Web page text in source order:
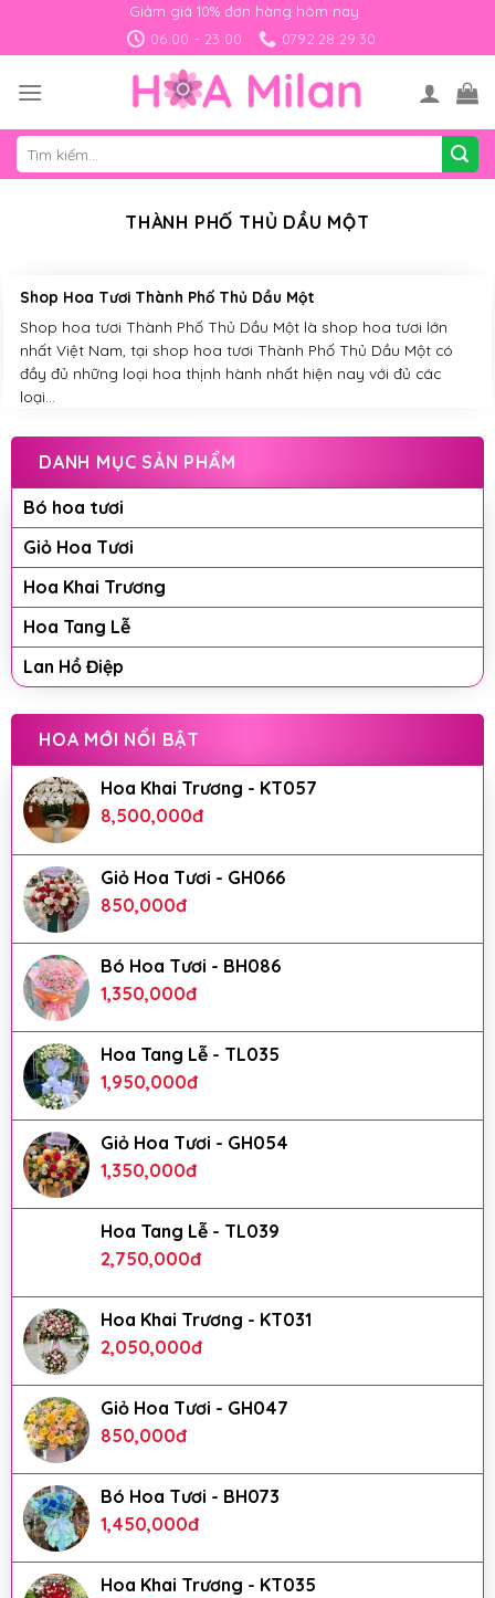
Giảm giá 10% đơn hàng hôm nay
06:00 - 23:00
0792.28.29.30
Tìm
kiếm:
THÀNH PHỐ THỦ DẦU MỘT
Shop Hoa Tươi Thành Phố Thủ Dầu Một
Shop hoa tươi Thành Phố Thủ Dầu Một là shop hoa tươi lớn
nhất Việt Nam, tại shop hoa tươi Thành Phố Thủ Dầu Một có
đầy đủ những loại hoa thịnh hành nhất hiện nay với đủ các
loại...
DANH MỤC SẢN PHẨM
Bó hoa tươi
Giỏ Hoa Tươi
Hoa Khai Trương
Hoa Tang Lễ
Lan Hồ Điệp
HOA MỚI NỔI BẬT
Hoa Khai Trương - KT057
8,500,000đ
Giỏ Hoa Tươi - GH066
850,000đ
Bó Hoa Tươi - BH086
1,350,000đ
Hoa Tang Lễ - TL035
1,950,000đ
Giỏ Hoa Tươi - GH054
1,350,000đ
Hoa Tang Lễ - TL039
2,750,000đ
Hoa Khai Trương - KT031
2,050,000đ
Giỏ Hoa Tươi - GH047
850,000đ
Bó Hoa Tươi - BH073
1,450,000đ
Hoa Khai Trương - KT035